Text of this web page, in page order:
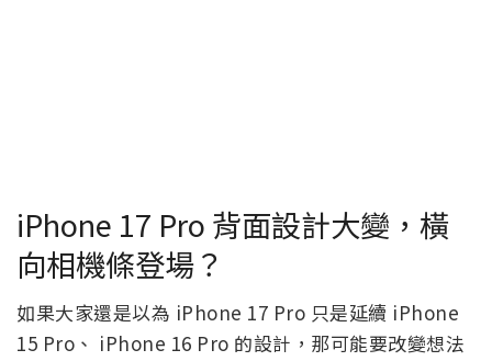
iPhone 17 Pro 背面設計大變，橫
向相機條登場？
如果大家還是以為 iPhone 17 Pro 只是延續 iPhone
15 Pro、 iPhone 16 Pro 的設計，那可能要改變想法